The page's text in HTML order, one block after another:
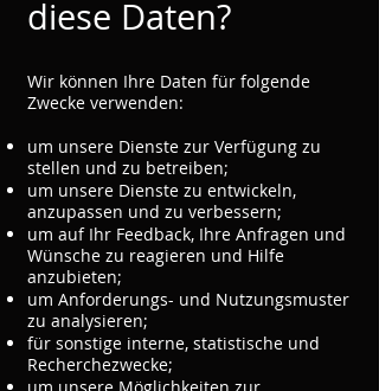
diese Daten?
Wir können Ihre Daten für folgende
Zwecke verwenden:
um unsere Dienste zur Verfügung zu
stellen und zu betreiben;
um unsere Dienste zu entwickeln,
anzupassen und zu verbessern;
um auf Ihr Feedback, Ihre Anfragen und
Wünsche zu reagieren und Hilfe
anzubieten;
um Anforderungs- und Nutzungsmuster
zu analysieren;
für sonstige interne, statistische und
Recherchezwecke;